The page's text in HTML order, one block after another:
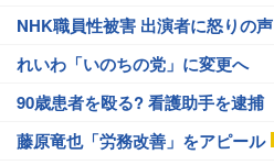
NHK職員性被害 出演者に怒りの声
れいわ「いのちの党」に変更へ
90歳患者を殴る? 看護助手を逮捕
藤原竜也「労務改善」をアピール